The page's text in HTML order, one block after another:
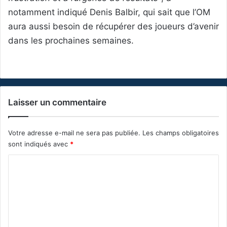
notamment indiqué Denis Balbir, qui sait que l’OM
aura aussi besoin de récupérer des joueurs d’avenir
dans les prochaines semaines.
Laisser un commentaire
Votre adresse e-mail ne sera pas publiée. Les champs obligatoires
sont indiqués avec *